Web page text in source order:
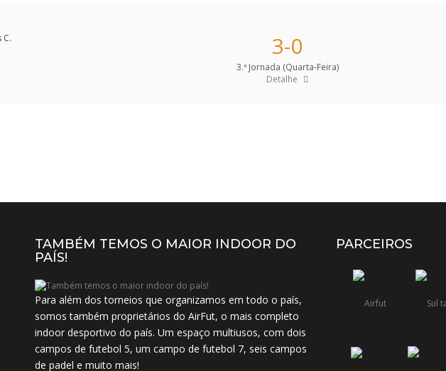
3-0
3.ª Jornada (Quarta-Feira)
Detalhe
TAMBÉM TEMOS O MAIOR INDOOR DO
PAÍS!
Para além dos torneios que organizamos em todo o país,
somos também proprietários do AirFut, o mais completo
indoor desportivo do país. Um espaço multiusos, com dois
campos de futebol 5, um campo de futebol 7, seis campos
de padel e muito mais!
PARCEIROS